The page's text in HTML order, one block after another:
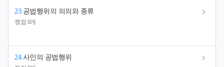
23.공법행위의 의의와 종류
쟁점 0개
24.사인의 공법행위